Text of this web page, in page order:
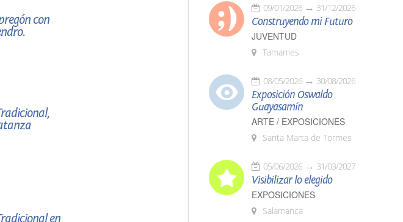
con
en
09/01/2026 31/12/2026
Construyendo mi Futuro
JUVENTUD
Tamames
08/05/2026 30/08/2026
Exposición Oswaldo
Guayasamín
ARTE / EXPOSICIONES
Santa Marta de Tormes
05/06/2026 31/03/2027
Visibilizar lo elegido
EXPOSICIONES
Salamanca